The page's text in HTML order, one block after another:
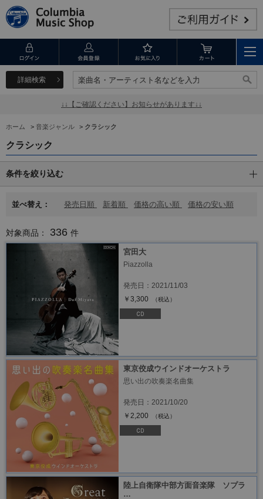
詳細検索 楽曲名・アーティスト名などを入力
楽曲名・アーティスト名などを入力
↓↓【ご確認ください】お知らせがあります↓↓
ホーム > 音楽ジャンル > クラシック
クラシック
条件を絞り込む
並べ替え： 発売日順 新着順 価格の高い順 価格の安い順
対象商品： 336 件
宮田大
Piazzolla
発売日：2021/11/03
￥3,300
（税込）
東京佼成ウインドオーケストラ
思い出の吹奏楽名曲集
発売日：2021/10/20
￥2,200
（税込）
陸上自衛隊中部方面音楽隊 ソプラ
…